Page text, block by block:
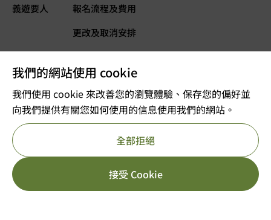
我們的網站使用 cookie
我們使用 cookie 來改善您的瀏覽體驗、保存您的偏好並
向我們提供有關您如何使用的信息使用我們的網站。
接受 Cookie
全部拒絕
HK$
HK$ 立即報名
義遊要人
報名流程及費用
更改及取消安排
義遊網誌 立即捐款
©2025 版權屬VOLTRA義遊所有
註冊及編號：公司註冊 53610456獲豁免繳稅的慈善團體
參考編號 : 91/11726